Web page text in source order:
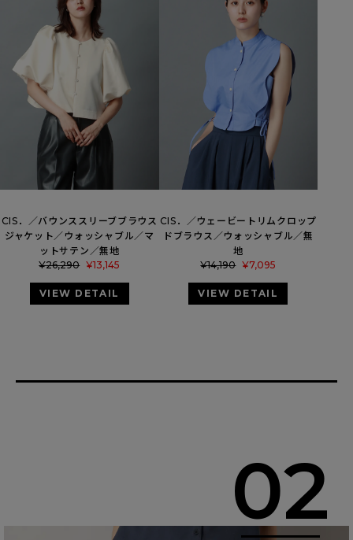
CIS．／バウンススリーブブラウス
ジャケット／ウォッシャブル／マ
ットサテン／無地
¥26,290 ¥13,145
VIEW DETAIL
CIS．／ウェービートリムクロップ
ドブラウス／ウォッシャブル／無
地
¥14,190 ¥7,095
VIEW DETAIL
02